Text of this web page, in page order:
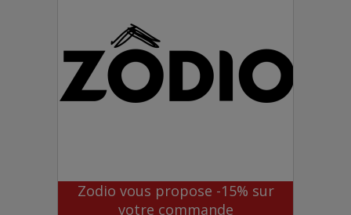
Zodio vous propose -15% sur
votre commande